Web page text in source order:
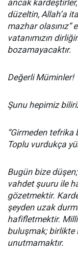
ancak
düzeltin, Allah’a
mazhar olasınız”
vatanımızın
bozamayacaktır.
Değerli Müminler!
Şunu hepimiz
“Girmeden
Toplu vurdukça
Bugün bize düşen;
vahdet şuuru ile
gözetmektir.
şeyden uzak
hafifletmektir.
buluşmak; birlikte
unutmamaktır.